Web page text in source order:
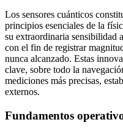
Los sensores cuánticos
principios esenciales de la
su extraordinaria sensibilidad
con el fin de registrar
nunca alcanzado. Estas
clave, sobre todo la
mediciones más precisas,
externos.
Fundamentos